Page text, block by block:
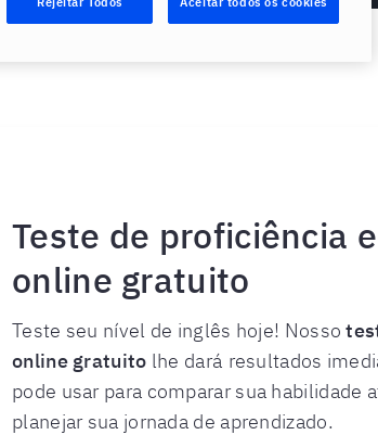
Teste de proficiência
online gratuito
Teste seu nível de inglês hoje! Nosso
online gratuito lhe dará resultados
pode usar para comparar sua habilidade
planejar sua jornada de aprendizado.